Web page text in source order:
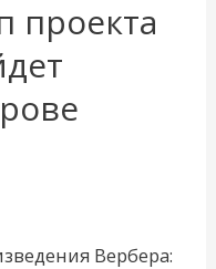
проекта
Вербера: